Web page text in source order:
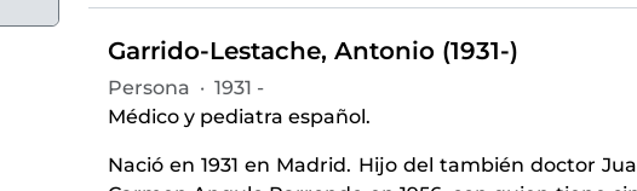
Garrido-Lestache, Antonio (1931-)
Persona · 1931 -
Médico y pediatra español.
Nació en 1931 en Madrid. Hijo del también doctor